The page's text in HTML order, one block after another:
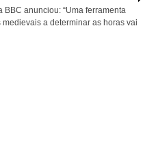
anunciou: “Uma ferramenta
a determinar as horas vai